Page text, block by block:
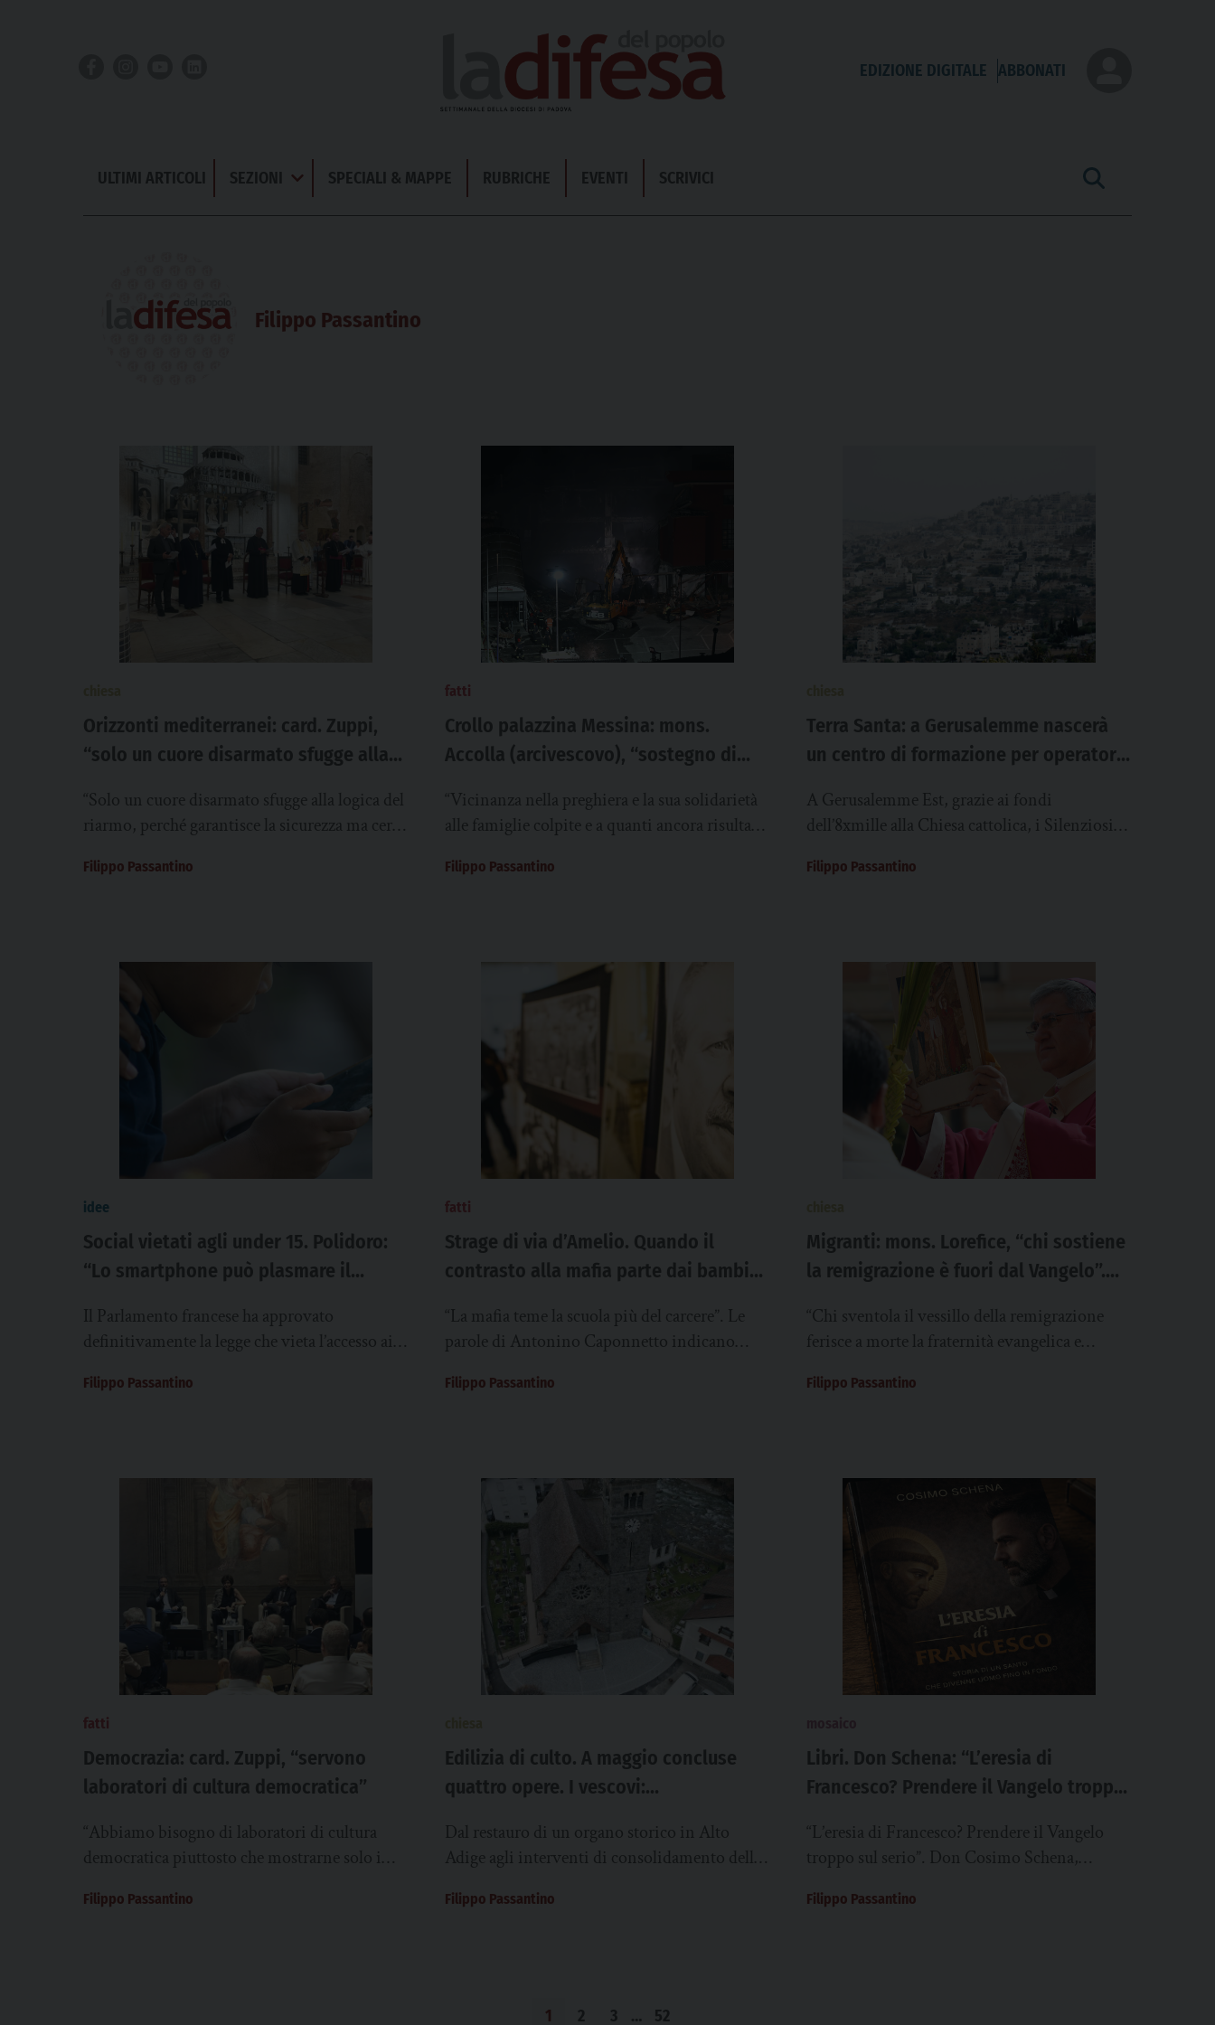
EDIZIONE DIGITALE ABBONATI
ULTIMI ARTICOLI SEZIONI
Apri
Menu
SPECIALI & MAPPE RUBRICHE EVENTI SCRIVICI
Filippo Passantino
Orizzonti mediterranei: card. Zuppi,
“solo un cuore disarmato sfugge alla
vuoi la pace prepara la guerra”
“Solo un cuore disarmato sfugge alla logica del
riarmo, perché garantisce la sicurezza ma cerca
Filippo Passantino
fatti
Crollo palazzina Messina: mons.
Accolla (arcivescovo), “sostegno di
colpite
“Vicinanza nella preghiera e la sua solidarietà
alle famiglie colpite e a quanti ancora risultano
mons....
Filippo Passantino
Terra Santa: a Gerusalemme nascerà
un centro di formazione per operatori
A Gerusalemme Est, grazie ai fondi
dell’8xmille alla Chiesa cattolica, i Silenziosi
casa “Mater Misericordiae”,...
Filippo Passantino
idee
Social vietati agli under 15. Polidoro:
“Lo smartphone può plasmare il
Il Parlamento francese ha approvato
definitivamente la legge che vieta l’accesso ai
provvedimento, fortemente...
Filippo Passantino
fatti
Strage di via d’Amelio. Quando il
contrasto alla mafia parte dai bambini
“La mafia teme la scuola più del carcere”. Le
parole di Antonino Caponnetto indicano
trasformare la...
Filippo Passantino
Migranti: mons. Lorefice, “chi sostiene
la remigrazione è fuori dal Vangelo”.
dell’accoglienza”
“Chi sventola il vessillo della remigrazione
ferisce a morte la fraternità evangelica e
risentimento della...
Filippo Passantino
fatti
Democrazia: card. Zuppi, “servono
laboratori di cultura democratica”
“Abbiamo bisogno di laboratori di cultura
democratica piuttosto che mostrarne solo i
card. Matteo Maria...
Filippo Passantino
Edilizia di culto. A maggio concluse
quattro opere. I vescovi:
comunità”
Dal restauro di un organo storico in Alto
Adige agli interventi di consolidamento della
risanamento...
Filippo Passantino
Libri. Don Schena: “L’eresia di
Francesco? Prendere il Vangelo troppo
“L’eresia di Francesco? Prendere il Vangelo
troppo sul serio”. Don Cosimo Schena,
sintetizza così il messaggio del suo...
Filippo Passantino
1 2 3 … 52